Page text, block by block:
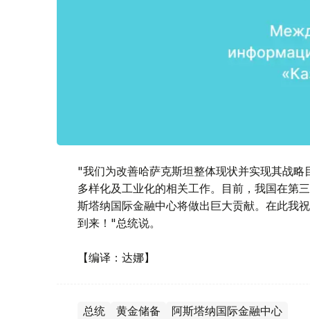
"我们为改善哈萨克斯坦整体现状并实现其战
多样化及工业化的相关工作。目前，我国在第
斯塔纳国际金融中心将做出巨大贡献。在此我
到来！"总统说。
【编译：达娜】
总统 黄金储备 阿斯塔纳国际金融中心